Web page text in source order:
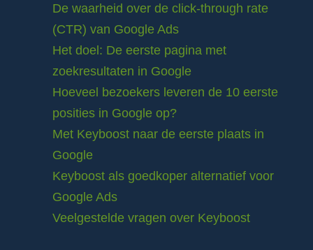
De waarheid over de click-through rate
(CTR) van Google Ads
Het doel: De eerste pagina met
zoekresultaten in Google
Hoeveel bezoekers leveren de 10 eerste
posities in Google op?
Met Keyboost naar de eerste plaats in
Google
Keyboost als goedkoper alternatief voor
Google Ads
Veelgestelde vragen over Keyboost